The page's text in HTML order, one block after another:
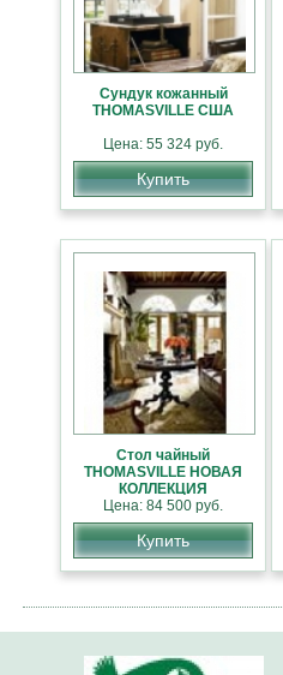
Сундук кожанный
THOMASVILLE США
Цена: 55 324 руб.
Купить
Стол чайный
THOMASVILLE НОВАЯ
КОЛЛЕКЦИЯ
АМЕРИКАНСКОЙ
МЕБЕЛИ
Цена: 84 500 руб.
Купить